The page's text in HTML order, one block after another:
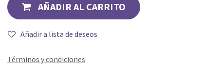
AÑADIR AL CARRITO
Añadir a lista de deseos
Términos y condiciones